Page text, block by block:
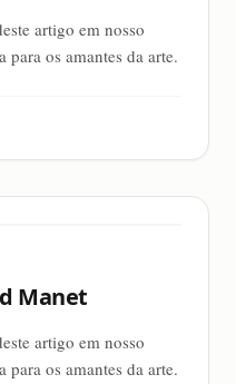
artigo em nosso
os amantes da arte.
Manet
artigo em nosso
os amantes da arte.